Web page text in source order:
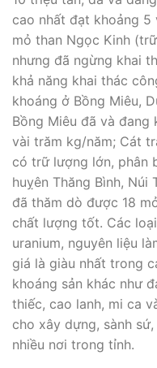
cao nhất đạt khoảng 5
mỏ than Ngọc Kinh
nhưng đã ngừng khai
khả năng khai thác
khoáng ở Bồng Miêu,
Bồng Miêu đã và
vài trăm kg/năm; Cát
có trữ lượng lớn, phân
huỵên Thăng Bình, Núi
đã thăm dò được 18
chất lượng tốt. Các
uranium, nguyên liệu
giá là giàu nhất trong
khoáng sản khác như
thiếc, cao lanh, mi ca
cho xây dựng, sành
nhiều nơi trong tỉnh.